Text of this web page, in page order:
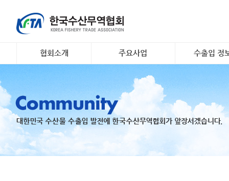
협회소개
조직도
회원명부
유관기관·사업
주요사업
대일 김 수출 촉진 사업
리스크안전망 구축
수출기업 맞춤형 해외시
장조사
K- 씨푸드 인바운드 마케
지원
수출입 정
무역관련 정